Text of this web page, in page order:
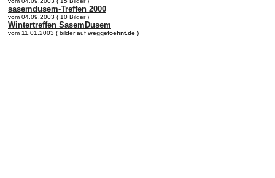
sasemdusem-Treffen 2000
vom 04.09.2003 ( 10 Bilder )
Wintertreffen SasemDusem
vom 11.01.2003 ( bilder auf weggefoehnt.de )